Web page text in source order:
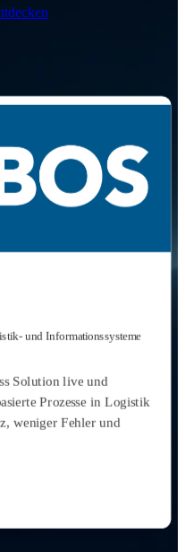
und Informationssysteme
Solution live und
Prozesse in Logistik
weniger Fehler und